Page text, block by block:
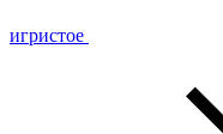
игристое